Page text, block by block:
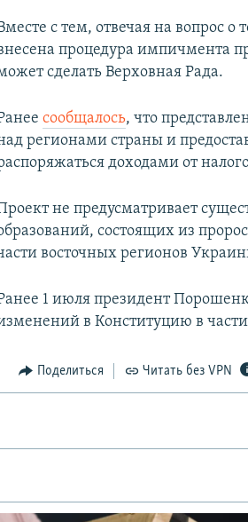
с тем, отвечая на вопрос
процедура импичмента
сделать Верховная Рада.
сообщалось, что
регионами страны и
доходами от
не предусматривает
состоящих из
восточных регионов
1 июля президент
в Конституцию в
Поделиться Читать без VPN